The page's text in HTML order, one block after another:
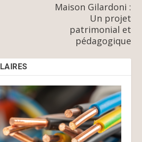
Maison Gilardoni :
Un projet
patrimonial et
pédagogique